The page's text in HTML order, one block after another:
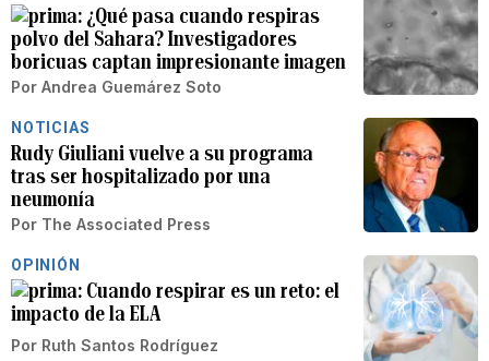
¿Qué pasa cuando respiras
polvo del Sahara? Investigadores
boricuas captan impresionante imagen
Por Andrea Guemárez Soto
NOTICIAS
Rudy Giuliani vuelve a su programa
tras ser hospitalizado por una
neumonía
Por The Associated Press
OPINIÓN
Cuando respirar es un reto: el
impacto de la ELA
Por Ruth Santos Rodríguez